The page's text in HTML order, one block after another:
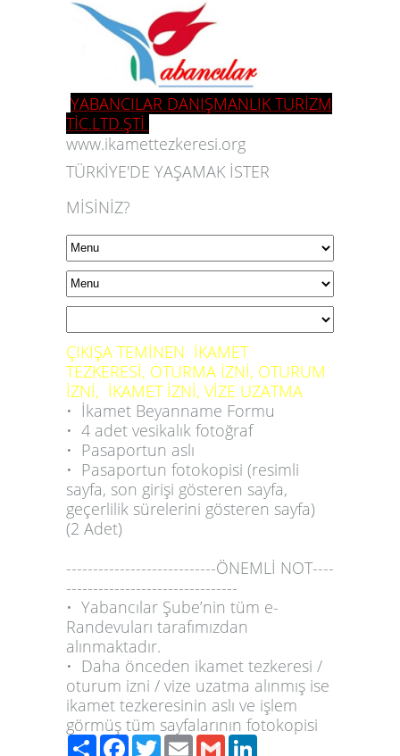
YABANCILAR DANIŞMANLIK TURİZM
TİC.LTD.ŞTİ
www.ikamettezkeresi.org
TÜRKİYE'DE YAŞAMAK İSTER
MİSİNİZ?
ÇIKIŞA TEMİNEN İKAMET
TEZKERESİ, OTURMA İZNİ, OTURUM
İZNİ, İKAMET İZNİ, VİZE UZATMA
• İkamet Beyanname Formu
• 4 adet vesikalık fotoğraf
• Pasaportun aslı
• Pasaportun fotokopisi (resimli
sayfa, son girişi gösteren sayfa,
geçerlilik sürelerini gösteren sayfa)
(2 Adet)
----------------------------ÖNEMLİ NOT----
--------------------------------
• Yabancılar Şube’nin tüm e-
Randevuları tarafımızdan
alınmaktadır.
• Daha önceden ikamet tezkeresi /
oturum izni / vize uzatma alınmış ise
ikamet tezkeresinin aslı ve işlem
görmüş tüm sayfalarının fotokopisi
PaylaşFacebook
TwitterEmailGmail LinkedIn